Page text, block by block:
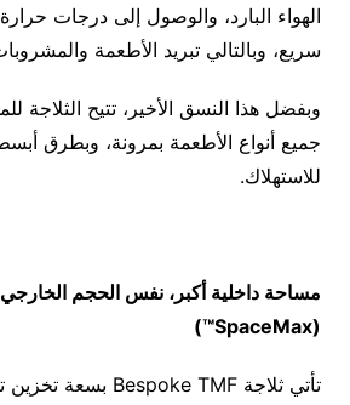
الهواء البارد، والوصول إلى درجات
سريع، وبالتالي تبريد الأطعمة
وبفضل هذا النسق الأخير، تتيح الثلاجة
جميع أنواع الأطعمة بمرونة، وبطرق
للاستهلاك.
مساحة داخلية أكبر، نفس الحجم الخارجي
(
SpaceMax™
)